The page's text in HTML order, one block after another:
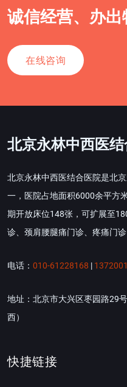
诚信经营、办
在线咨询
北京永林中西医
北京永林中西医结合医院是北
一，医院占地面积6000余平方
期开放床位148张，可扩展至
诊、颈肩腰腿痛门诊、疼痛门
电话： 010-61228168 |
地址：北京市大兴区枣园路29
西）
快捷链接